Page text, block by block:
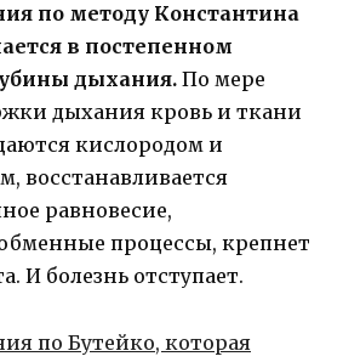
по методу Константина
в постепенном
дыхания. По мере
дыхания кровь и ткани
кислородом и
восстанавливается
равновесие,
процессы, крепнет
И болезнь отступает.